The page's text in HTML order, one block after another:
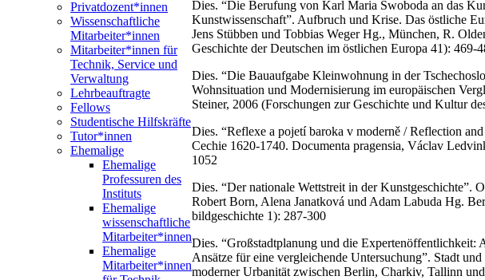
Privatdozent*innen
Wissenschaftliche
Mitarbeiter*innen
Mitarbeiter*innen für
Technik, Service und
Verwaltung
Lehrbeauftragte
Fellows
Studentische Hilfskräfte
Tutor*innen
Ehemalige
Ehemalige
Professuren des
Instituts
Ehemalige
wissenschaftliche
Mitarbeiter*innen
Ehemalige
Mitarbeiter*innen
Dies. “Die Berufung von Karl Maria Swoboda an das
Kunstwissenschaft”. Aufbruch und Krise. Das östliche
Jens Stübben und Tobbias Weger Hg., München, R.
Geschichte der Deutschen im östlichen Europa 41): 469-
Dies. “Die Bauaufgabe Kleinwohnung in der
Wohnsituation und Modernisierung im europäischen
Steiner, 2006 (Forschungen zur Geschichte und Kultur
Dies. “Reflexe a pojetí baroka v moderně / Reflection
Cechie 1620-1740. Documenta pragensia, Václav
1052
Dies. “Der nationale Wettstreit in der Kunstgeschichte”.
Robert Born, Alena Janatková und Adam Labuda Hg.
bildgeschichte 1): 287-300
Dies. “Großstadtplanung und die Expertenöffentlichkeit:
Ansätze für eine vergleichende Untersuchung”. Stadt
moderner Urbanität zwischen Berlin, Charkiv, Tallinn